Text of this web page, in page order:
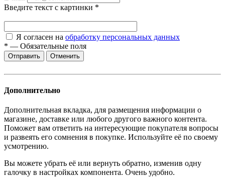
Введите текст с картинки *
Я согласен на обработку персональных данных
* — Обязательные поля
Отменить
Дополнительно
Дополнительная вкладка, для размещения информации о
магазине, доставке или любого другого важного контента.
Поможет вам ответить на интересующие покупателя вопросы
и развеять его сомнения в покупке. Используйте её по своему
усмотрению.
Вы можете убрать её или вернуть обратно, изменив одну
галочку в настройках компонента. Очень удобно.